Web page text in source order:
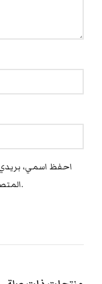
احفظ اسمي، بريدي
المتصفح لاستخدامها المرة المقبلة في تعليقي.